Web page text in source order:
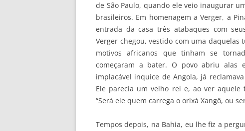
de São Paulo, quando ele veio inaugurar
brasileiros. Em homenagem a Verger, a
entrada da casa três atabaques com
Verger chegou, vestido com uma daquelas
motivos africanos que tinham se
começaram a bater. O povo abriu alas
implacável inquice de Angola, já
Ele parecia um velho rei e, ao ver
“Será ele quem carrega o orixá Xangô, ou
Tempos depois, na Bahia, eu lhe fiz a